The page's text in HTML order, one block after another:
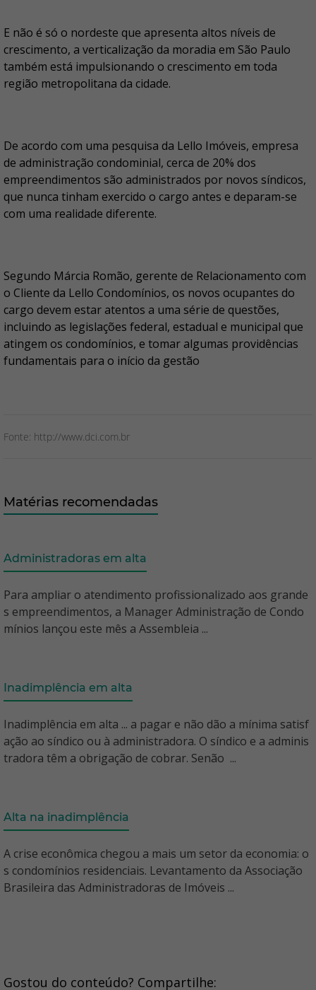
E não é só o nordeste que apresenta altos níveis de
crescimento, a verticalização da moradia em São Paulo
também está impulsionando o crescimento em toda
região metropolitana da cidade.
De acordo com uma pesquisa da Lello Imóveis, empresa
de administração condominial, cerca de 20% dos
empreendimentos são administrados por novos síndicos,
que nunca tinham exercido o cargo antes e deparam-se
com uma realidade diferente.
Segundo Márcia Romão, gerente de Relacionamento com
o Cliente da Lello Condomínios, os novos ocupantes do
cargo devem estar atentos a uma série de questões,
incluindo as legislações federal, estadual e municipal que
atingem os condomínios, e tomar algumas providências
fundamentais para o início da gestão
Fonte: http://www.dci.com.br
Matérias recomendadas
Administradoras em alta
Para ampliar o atendimento profissionalizado aos grande
s empreendimentos, a Manager Administração de Condo
mínios lançou este mês a Assembleia ...
Inadimplência em alta
Inadimplência em alta ... a pagar e não dão a mínima satisf
ação ao síndico ou à administradora. O síndico e a adminis
tradora têm a obrigação de cobrar. Senão ...
Alta na inadimplência
A crise econômica chegou a mais um setor da economia: o
s condomínios residenciais. Levantamento da Associação
Brasileira das Administradoras de Imóveis ...
Gostou do conteúdo? Compartilhe: